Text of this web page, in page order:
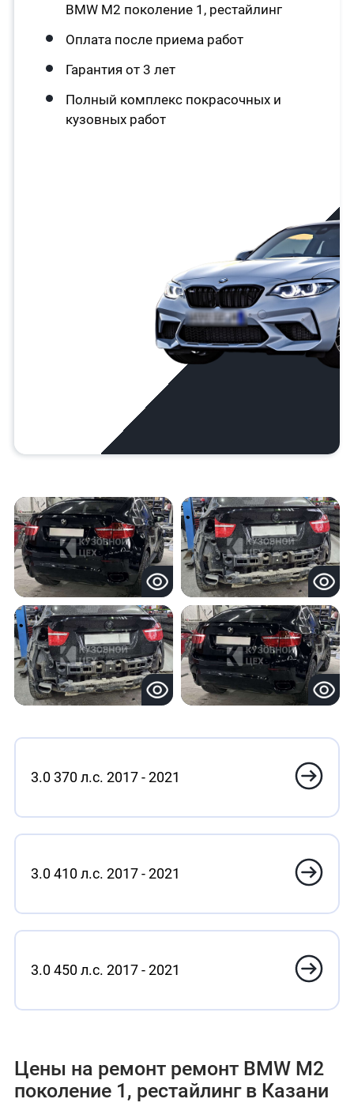
BMW M2 поколение 1, рестайлинг
Оплата после приема работ
Гарантия от 3 лет
Полный комплекс покрасочных и
кузовных работ
3.0 370 л.с. 2017 - 2021
3.0 410 л.с. 2017 - 2021
3.0 450 л.с. 2017 - 2021
Цены на ремонт ремонт BMW M2
поколение 1, рестайлинг в Казани